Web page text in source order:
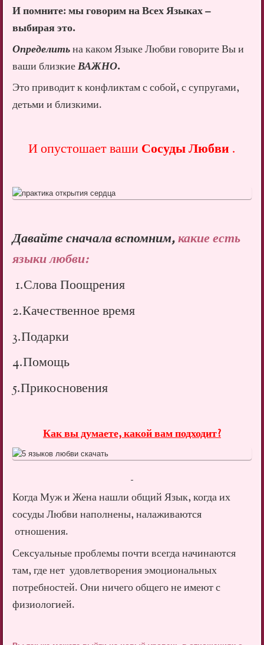
И помните: мы говорим на Всех Языках –
выбирая это.
Определитьна каком Языке Любви говорите Вы и
ваши близкиеВАЖНО.
Это приводит к конфликтам с собой, с супругами,
детьми и близкими.
И опустошает вашиСосуды Любви .
Давайте сначала вспомним,какие есть
языки любви:
1.Слова Поощрения
2.Качественное время
3.Подарки
4.Помощь
5.Прикосновения
Как вы думаете, какой вам подходит?
Когда Муж и Жена нашли общий Язык, когда их
сосуды Любви наполнены, налаживаются
отношения.
Сексуальные проблемы почти всегда начинаются
там, где нет удовлетворения эмоциональных
потребностей. Они ничего общего не имеют с
физиологией.